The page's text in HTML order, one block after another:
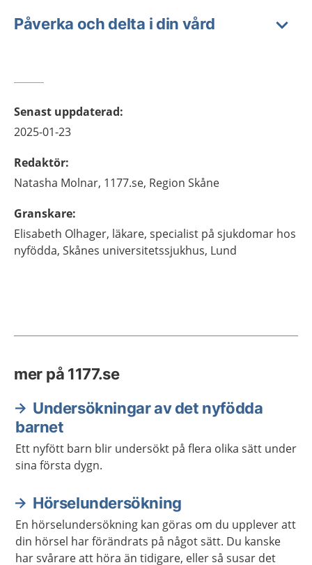
Påverka och delta i din vård
Senast uppdaterad:
2025-01-23
Redaktör:
Natasha Molnar, 1177.se, Region Skåne
Granskare:
Elisabeth Olhager, läkare, specialist på sjukdomar hos
nyfödda, Skånes universitetssjukhus, Lund
mer på 1177.se
Undersökningar av det nyfödda
barnet
Ett nyfött barn blir undersökt på flera olika sätt under
sina första dygn.
Hörselundersökning
En hörselundersökning kan göras om du upplever att
din hörsel har förändrats på något sätt. Du kanske
har svårare att höra än tidigare, eller så susar det